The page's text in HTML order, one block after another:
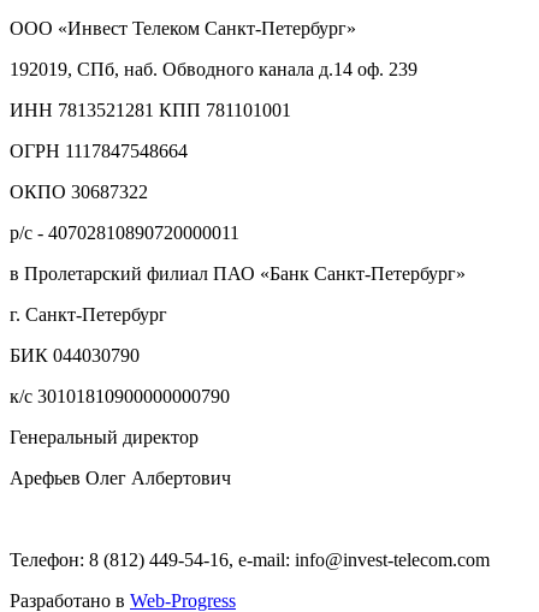
ООО «Инвест Телеком Санкт-Петербург»
192019, СПб, наб. Обводного канала д.14 оф. 239
ИНН 7813521281 КПП 781101001
ОГРН 1117847548664
ОКПО 30687322
р/с - 40702810890720000011
в Пролетарский филиал ПАО «Банк Санкт-Петербург»
г. Санкт-Петербург
БИК 044030790
к/с 30101810900000000790
Генеральный директор
Арефьев Олег Албертович
Телефон: 8 (812) 449-54-16, e-mail: info@invest-telecom.com
Разработано в Web-Progress